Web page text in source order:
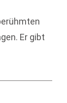
Er gibt